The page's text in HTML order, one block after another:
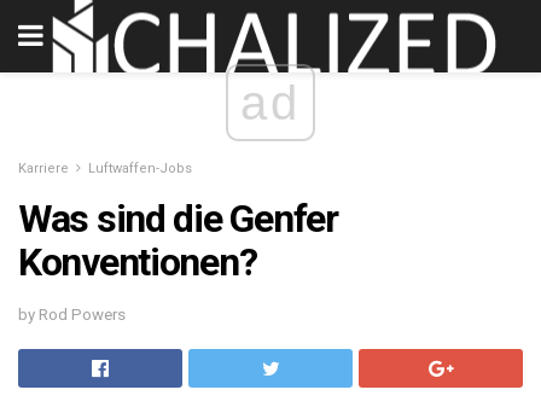
ad
Karriere Luftwaffen-Jobs
Was sind die Genfer
Konventionen?
by Rod Powers